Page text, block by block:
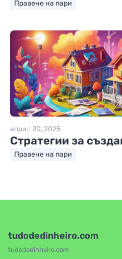
Правене на пари
април 20, 2025
Стратегии за
Правене на пари
tudodedinheiro.com
tudodedinheiro.com